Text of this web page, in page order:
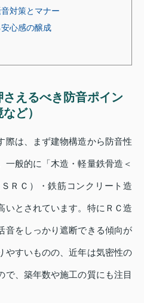
対策とマナー
心感の醸成
えるべき防音ポイン
ど）
際は、まず建物構造から防音性
一般的に「木造・軽量鉄骨造＜
ＲＣ）・鉄筋コンクリート造
いとされています。特にＲＣ造
音をしっかり遮断できる傾向が
やすいものの、近年は気密性の
で、築年数や施工の質にも注目